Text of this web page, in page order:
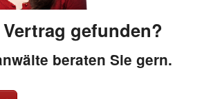
gefunden?
beraten Sie gern.